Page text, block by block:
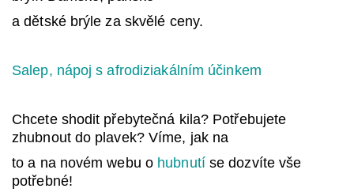
a dětské brýle za skvělé ceny.
Salep, nápoj s afrodiziakálním účinkem
Chcete shodit přebytečná kila? Potřebujete
zhubnout do plavek? Víme, jak na
to a na novém webu o hubnutí se dozvíte vše
potřebné!